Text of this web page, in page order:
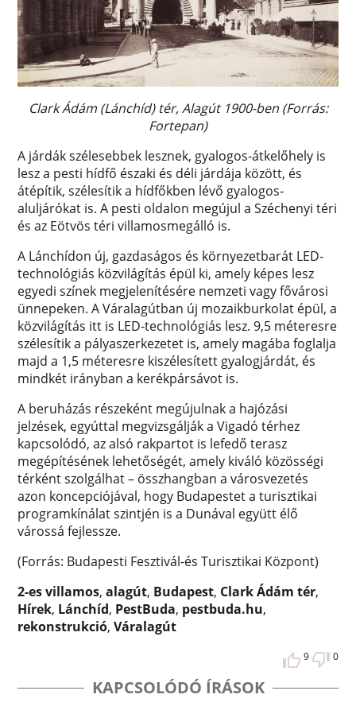
Clark Ádám (Lánchíd) tér, Alagút 1900-ben (Forrás:
Fortepan)
A járdák szélesebbek lesznek, gyalogos-átkelőhely is
lesz a pesti hídfő északi és déli járdája között, és
átépítik, szélesítik a hídfőkben lévő gyalogos-
aluljárókat is. A pesti oldalon megújul a Széchenyi téri
és az Eötvös téri villamosmegálló is.
A Lánchídon új, gazdaságos és környezetbarát LED-
technológiás közvilágítás épül ki, amely képes lesz
egyedi színek megjelenítésére nemzeti vagy fővárosi
ünnepeken. A Váralagútban új mozaikburkolat épül, a
közvilágítás itt is LED-technológiás lesz. 9,5 méteresre
szélesítik a pályaszerkezetet is, amely magába foglalja
majd a 1,5 méteresre kiszélesített gyalogjárdát, és
mindkét irányban a kerékpársávot is.
A beruházás részeként megújulnak a hajózási
jelzések, egyúttal megvizsgálják a Vigadó térhez
kapcsolódó, az alsó rakpartot is lefedő terasz
megépítésének lehetőségét, amely kiváló közösségi
térként szolgálhat – összhangban a városvezetés
azon koncepciójával, hogy Budapestet a turisztikai
programkínálat szintjén is a Dunával együtt élő
várossá fejlessze.
(Forrás: Budapesti Fesztivál-és Turisztikai Központ)
2-es villamos,alagút, Budapest, Clark Ádám tér,
Hírek, Lánchíd, PestBuda, pestbuda.hu,
rekonstrukció,Váralagút
9 0
KAPCSOLÓDÓ ÍRÁSOK